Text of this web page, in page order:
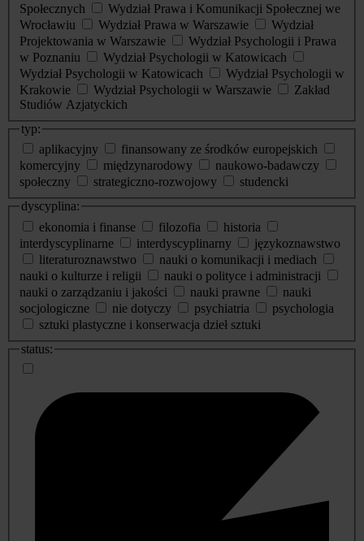
Społecznych
Wydział Prawa i Komunikacji Społecznej we
Wrocławiu
Wydział Prawa w Warszawie
Wydział
Projektowania w Warszawie
Wydział Psychologii i Prawa
w Poznaniu
Wydział Psychologii w Katowicach
Wydział Psychologii w Katowicach
Wydział Psychologii w
Krakowie
Wydział Psychologii w Warszawie
Zakład
Studiów Azjatyckich
typ:
aplikacyjny
finansowany ze środków europejskich
komercyjny
międzynarodowy
naukowo-badawczy
społeczny
strategiczno-rozwojowy
studencki
dyscyplina:
ekonomia i finanse
filozofia
historia
interdyscyplinarne
interdyscyplinarny
językoznawstwo
literaturoznawstwo
nauki o komunikacji i mediach
nauki o kulturze i religii
nauki o polityce i administracji
nauki o zarządzaniu i jakości
nauki prawne
nauki
socjologiczne
nie dotyczy psychiatria
psychologia
sztuki plastyczne i konserwacja dzieł sztuki
status: